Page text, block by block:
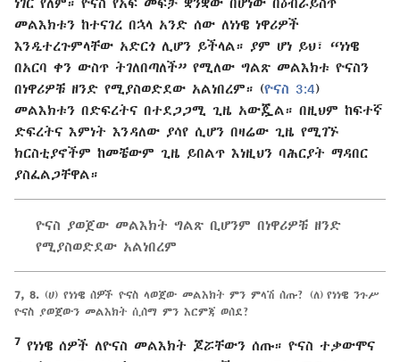
ነገር የለም። ዮናስ የአፍ መፍቻ ቋንቋው በሆነው በዕብራይስጥ
መልእክቱን ከተናገረ በኋላ አንድ ሰው ለነነዌ ነዋሪዎች
እንዲተረጉምላቸው አድርጎ ሊሆን ይችላል። ያም ሆነ ይህ፣ “ነነዌ
በአርባ ቀን ውስጥ ትገለበጣለች” የሚለው ግልጽ መልእክቱ ዮናስን
በነዋሪዎቹ ዘንድ የሚያስወድደው አልነበረም። (ዮናስ 3:4)
መልእክቱን በድፍረትና በተደጋጋሚ ጊዜ አውጇል። በዚህም ከፍተኛ
ድፍረትና እምነት እንዳለው ያሳየ ሲሆን በዛሬው ጊዜ የሚገኙ
ክርስቲያኖችም ከመቼውም ጊዜ ይበልጥ እነዚህን ባሕርያት ማዳበር
ያስፈልጋቸዋል።
ዮናስ ያወጀው መልእክት ግልጽ ቢሆንም በነዋሪዎቹ ዘንድ
የሚያስወድደው አልነበረም
7, 8. (ሀ) የነነዌ ሰዎች ዮናስ ላወጀው መልእክት ምን ምላሽ ሰጡ? (ለ) የነነዌ ንጉሥ
ዮናስ ያወጀውን መልእክት ሲሰማ ምን እርምጃ ወሰደ?
7 የነነዌ ሰዎች ለዮናስ መልእክት ጆሯቸውን ሰጡ። ዮናስ ተቃውሞና